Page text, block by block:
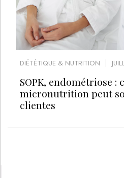
DIÉTÉTIQUE & NUTRITION
SOPK, endométriose :
micronutrition peut
clientes